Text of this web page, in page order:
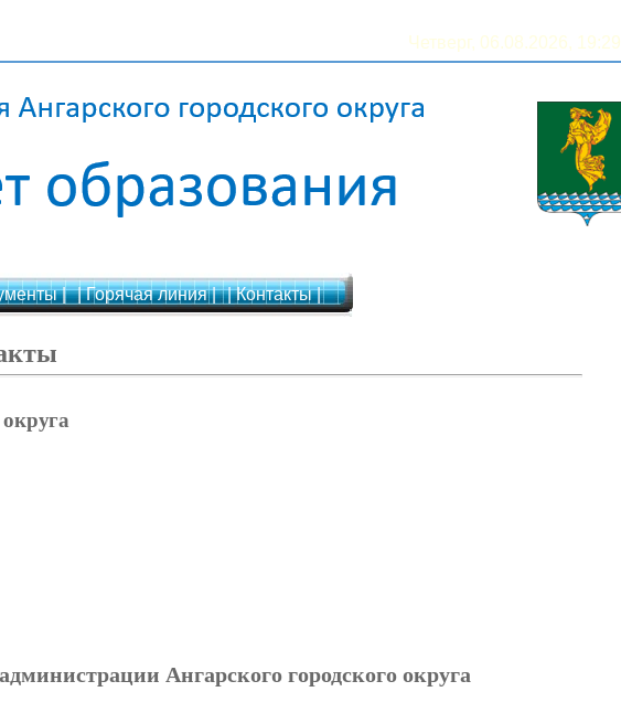
Четверг, 06.08.2026, 19:29
| | Горячая линия | | Контакты |
Ангарского городского округа